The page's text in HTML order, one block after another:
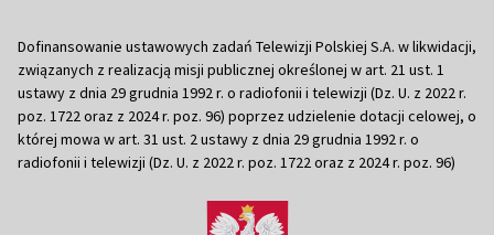
Dofinansowanie ustawowych zadań Telewizji Polskiej S.A. w likwidacji,
związanych z realizacją misji publicznej określonej w art. 21 ust. 1
ustawy z dnia 29 grudnia 1992 r. o radiofonii i telewizji (Dz. U. z 2022 r.
poz. 1722 oraz z 2024 r. poz. 96) poprzez udzielenie dotacji celowej, o
której mowa w art. 31 ust. 2 ustawy z dnia 29 grudnia 1992 r. o
radiofonii i telewizji (Dz. U. z 2022 r. poz. 1722 oraz z 2024 r. poz. 96)